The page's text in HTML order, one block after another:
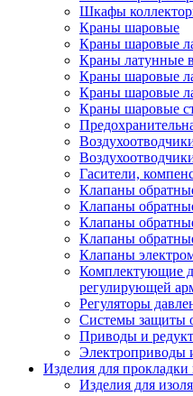
Шкафы
Краны шаровые
Краны шаровые
Краны латунные
Краны шаровые
Краны шаровые
Краны шаровые
Гасители,
Клапаны
Клапаны
Клапаны
Клапаны
Клапаны
Комплектующие
регулирующей
Регуляторы
Системы защиты
Приводы и
Электроприводы
Изделия для прокладки
Изделия для